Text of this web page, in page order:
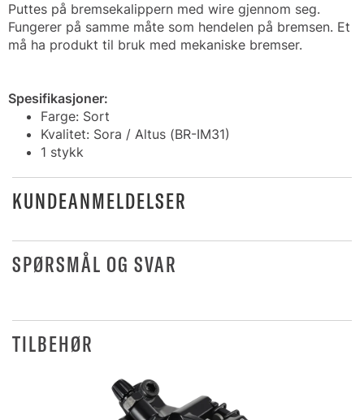
Puttes på bremsekalippern med wire gjennom seg.
Fungerer på samme måte som hendelen på bremsen. Et
må ha produkt til bruk med mekaniske bremser.
Spesifikasjoner:
Farge: Sort
Kvalitet: Sora / Altus (BR-IM31)
1 stykk
KUNDEANMELDELSER
SPØRSMÅL OG SVAR
TILBEHØR